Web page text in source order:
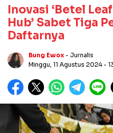
Inovasi ‘Betel
Hub’ Sabet Tiga
Daftarnya
Bung Ewox - Jurnalis
Minggu, 11 Agustus 2024 -